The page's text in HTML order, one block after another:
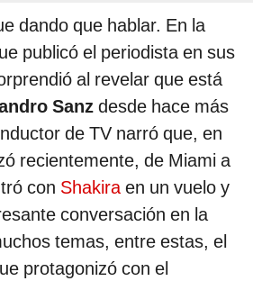
dando que hablar. En la
publicó el periodista en sus
al revelar que está
Sanz desde hace más
de TV narró que, en
recientemente, de Miami a
con Shakiraen un vuelo y
conversación en la
temas, entre estas, el
protagonizó con el